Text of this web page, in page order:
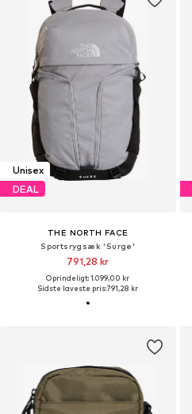
Unisex
DEAL
THE NORTH FACE
Sportsrygsæk 'Surge'
791,28 kr
Oprindeligt: 1.099,00 kr
Sidste laveste pris:791,28 kr